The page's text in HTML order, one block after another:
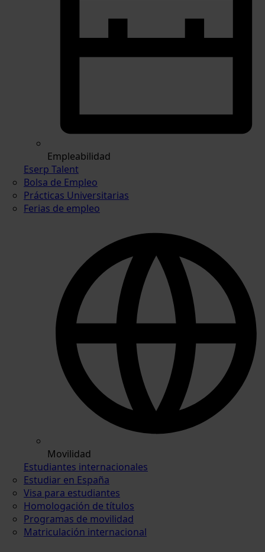
Empleabilidad
Eserp Talent
Bolsa de Empleo
Prácticas Universitarias
Ferias de empleo
Movilidad
Estudiantes internacionales
Estudiar en España
Visa para estudiantes
Homologación de títulos
Programas de movilidad
Matriculación internacional